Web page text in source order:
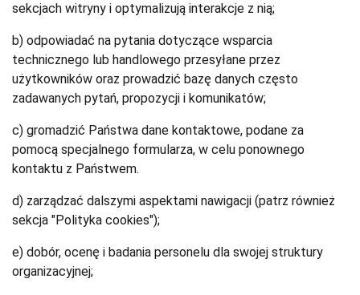
sekcjach witryny i optymalizują interakcje z nią;
b) odpowiadać na pytania dotyczące wsparcia
technicznego lub handlowego przesyłane przez
użytkowników oraz prowadzić bazę danych często
zadawanych pytań, propozycji i komunikatów;
c) gromadzić Państwa dane kontaktowe, podane za
pomocą specjalnego formularza, w celu ponownego
kontaktu z Państwem.
d) zarządzać dalszymi aspektami nawigacji (patrz również
sekcja "Polityka cookies");
e) dobór, ocenę i badania personelu dla swojej struktury
organizacyjnej;